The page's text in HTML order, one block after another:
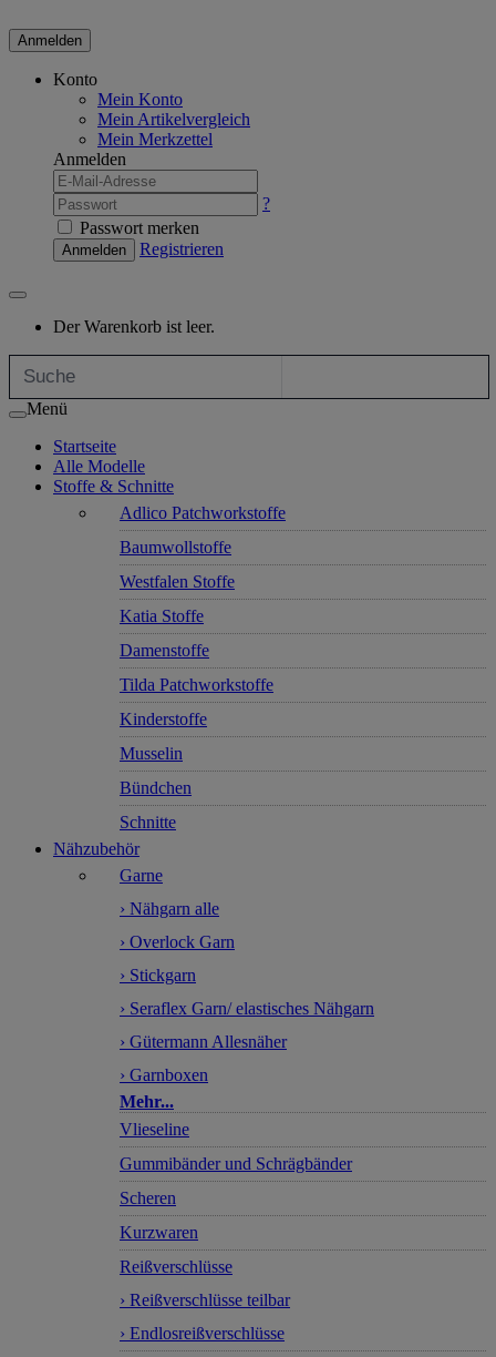
Anmelden
Konto
Mein Konto
Mein Artikelvergleich
Mein Merkzettel
Anmelden
?
Passwort merken
Anmelden Registrieren
Der Warenkorb ist leer.
Menü
Startseite
Alle Modelle
Stoffe & Schnitte
Adlico Patchworkstoffe
Baumwollstoffe
Westfalen Stoffe
Katia Stoffe
Damenstoffe
Tilda Patchworkstoffe
Kinderstoffe
Musselin
Bündchen
Schnitte
Nähzubehör
Garne
› Nähgarn alle
› Overlock Garn
› Stickgarn
› Seraflex Garn/ elastisches Nähgarn
› Gütermann Allesnäher
› Garnboxen
Mehr...
Vlieseline
Gummibänder und Schrägbänder
Scheren
Kurzwaren
Reißverschlüsse
› Reißverschlüsse teilbar
› Endlosreißverschlüsse